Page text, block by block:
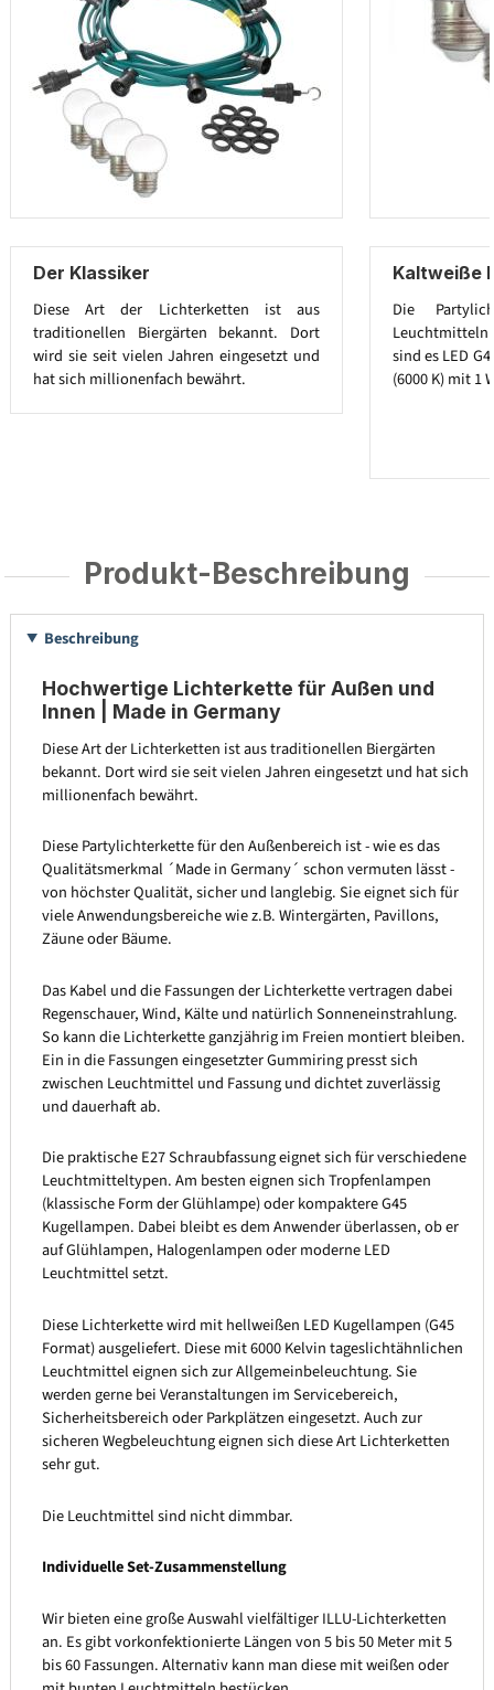
Der Klassiker
Diese Art der Lichterketten ist aus
traditionellen Biergärten bekannt. Dort
wird sie seit vielen Jahren eingesetzt und
hat sich millionenfach bewährt.
Kaltweiße
Die
Leuchtmitteln
sind es LED
(6000 K) mit 1
Produkt-Beschreibung
Beschreibung
Hochwertige Lichterkette für Außen und
Innen | Made in Germany
Diese Art der Lichterketten ist aus traditionellen Biergärten
bekannt. Dort wird sie seit vielen Jahren eingesetzt und hat sich
millionenfach bewährt.
Diese Partylichterkette für den Außenbereich ist - wie es das
Qualitätsmerkmal ´Made in Germany´ schon vermuten lässt -
von höchster Qualität, sicher und langlebig. Sie eignet sich für
viele Anwendungsbereiche wie z.B. Wintergärten, Pavillons,
Zäune oder Bäume.
Das Kabel und die Fassungen der Lichterkette vertragen dabei
Regenschauer, Wind, Kälte und natürlich Sonneneinstrahlung.
So kann die Lichterkette ganzjährig im Freien montiert bleiben.
Ein in die Fassungen eingesetzter Gummiring presst sich
zwischen Leuchtmittel und Fassung und dichtet zuverlässig
und dauerhaft ab.
Die praktische E27 Schraubfassung eignet sich für verschiedene
Leuchtmitteltypen. Am besten eignen sich Tropfenlampen
(klassische Form der Glühlampe) oder kompaktere G45
Kugellampen. Dabei bleibt es dem Anwender überlassen, ob er
auf Glühlampen, Halogenlampen oder moderne LED
Leuchtmittel setzt.
Diese Lichterkette wird mit hellweißen LED Kugellampen (G45
Format) ausgeliefert. Diese mit 6000 Kelvin tageslichtähnlichen
Leuchtmittel eignen sich zur Allgemeinbeleuchtung. Sie
werden gerne bei Veranstaltungen im Servicebereich,
Sicherheitsbereich oder Parkplätzen eingesetzt. Auch zur
sicheren Wegbeleuchtung eignen sich diese Art Lichterketten
sehr gut.
Die Leuchtmittel sind nicht dimmbar.
Individuelle Set-Zusammenstellung
Wir bieten eine große Auswahl vielfältiger ILLU-Lichterketten
an. Es gibt vorkonfektionierte Längen von 5 bis 50 Meter mit 5
bis 60 Fassungen. Alternativ kann man diese mit weißen oder